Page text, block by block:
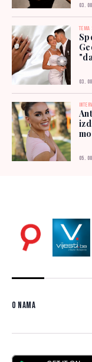
03.
TEMA
03.
05.
O nama